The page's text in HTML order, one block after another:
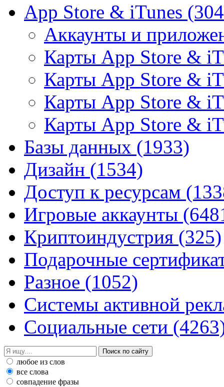
App Store & iTunes
Аккаунты и
Карты App Store &
Карты App Store &
Карты App Store &
Карты App Store &
Базы данных (1933)
Дизайн (1534)
Доступ к ресурсам
Игровые аккаунты
Криптоиндустрия (325)
Подарочные
Разное (1052)
Системы активной
Социальные сети
любое из слов
все слова
совпадение фразы